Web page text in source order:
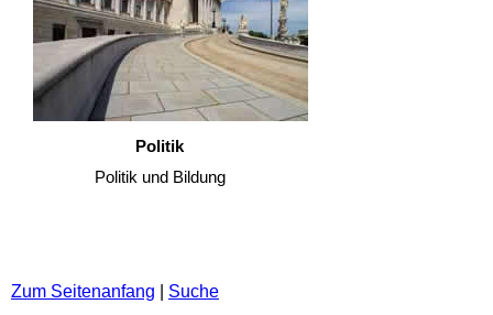
Politik
Politik und Bildung
Zum Seitenanfang Suche